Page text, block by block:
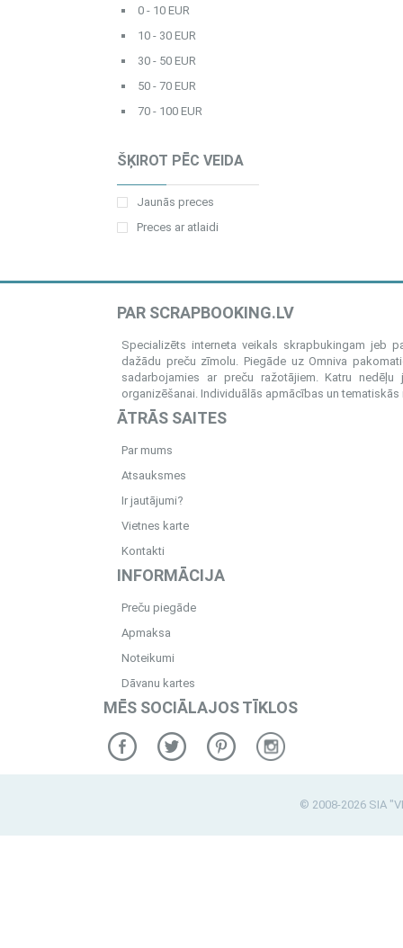
0 - 10 EUR
10 - 30 EUR
30 - 50 EUR
50 - 70 EUR
70 - 100 EUR
ŠĶIROT PĒC VEIDA
Jaunās preces
Preces ar atlaidi
PAR SCRAPBOOKING.LV
Specializēts interneta veikals skrapbukingam jeb
dažādu preču zīmolu. Piegāde uz Omniva
sadarbojamies ar preču ražotājiem. Katru
organizēšanai. Individuālās apmācības un
ĀTRĀS SAITES
Par mums
Atsauksmes
Ir jautājumi?
Vietnes karte
Kontakti
INFORMĀCIJA
Preču piegāde
Apmaksa
Noteikumi
Dāvanu kartes
MĒS SOCIĀLAJOS TĪKLOS
© 2008-2026 SIA